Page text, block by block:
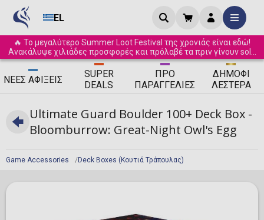
EL
🔥 Το μεγαλύτερο Summer Loot Festival της χρονιάς είναι εδώ!
Ανακάλυψε χιλιάδες προσφορές και πρόλαβέ τα πριν γίνουν sold
out! ☀️
ΝΈΕΣ ΑΦΊΞΕΙΣ
SUPER
DEALS
ΠΡΟ
ΠΑΡΑΓΓΕΛΊΕΣ
ΔΗΜΟΦΙ
ΛΈΣΤΕΡΑ
Game Accessories Deck Boxes (Κουτιά Τράπουλας)
Ultimate Guard Boulder 100+ Deck Box -
Bloomburrow: Great-Night Owl's Egg